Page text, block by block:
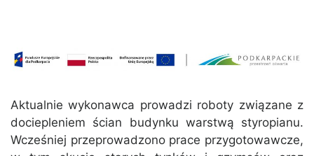
Aktualnie wykonawca prowadzi roboty związane z
dociepleniem ścian budynku warstwą styropianu.
Wcześniej przeprowadzono prace przygotowawcze,